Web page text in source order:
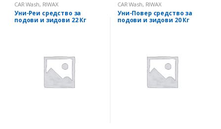
CAR Wash, RIWAX
Уни-Реи средство за
подови и зидови 22 Кг
CAR Wash, RIWAX
Уни-Повер средство за
подови и зидови 20 Кг